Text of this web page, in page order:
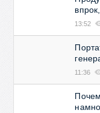
13:52
11:36